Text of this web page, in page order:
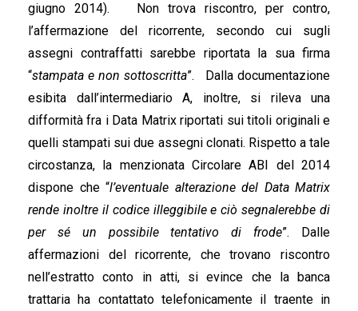
giugno 2014). Non trova riscontro, per contro,
l’affermazione del ricorrente, secondo cui sugli
assegni contraffatti sarebbe riportata la sua firma
“stampata e non sottoscritta”. Dalla documentazione
esibita dall’intermediario A, inoltre, si rileva una
difformità fra i Data Matrix riportati sui titoli originali e
quelli stampati sui due assegni clonati. Rispetto a tale
circostanza, la menzionata Circolare ABI del 2014
dispone che “l’eventuale alterazione del Data Matrix
rende inoltre il codice illeggibile e ciò segnalerebbe di
per sé un possibile tentativo di frode”. Dalle
affermazioni del ricorrente, che trovano riscontro
nell’estratto conto in atti, si evince che la banca
trattaria ha contattato telefonicamente il traente in